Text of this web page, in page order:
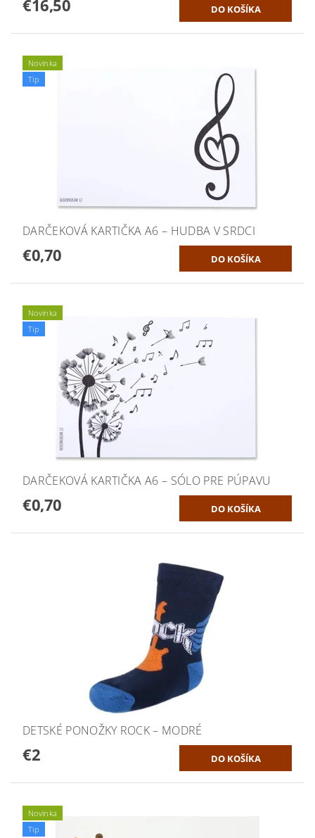
€16,50
Novinka
Tip
DARČEKOVÁ KARTIČKA A6 – HUDBA V SRDCI
€0,70
Novinka
Tip
DARČEKOVÁ KARTIČKA A6 – SÓLO PRE PÚPAVU
€0,70
DETSKÉ PONOŽKY ROCK – MODRÉ
€2
Novinka
Tip